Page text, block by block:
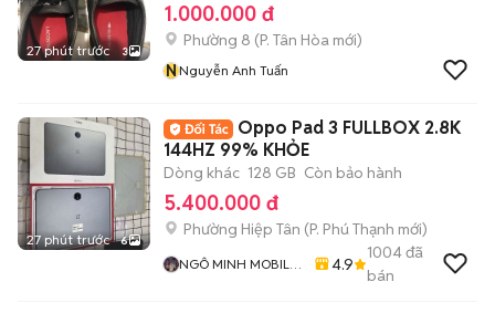
27 phút trước 3
1.000.000 đ
Phường 8 (P. Tân Hòa mới)
NNguyễn Anh Tuấn
27 phút trước 6
Oppo Pad 3 FULLBOX 2.8K
144HZ 99% KHỎE
Dòng khác 128 GB Còn bảo hành
5.400.000 đ
Phường Hiệp Tân (P. Phú Thạnh mới)
NGÔ MINH MOBILE
4.9
1004đã
bán